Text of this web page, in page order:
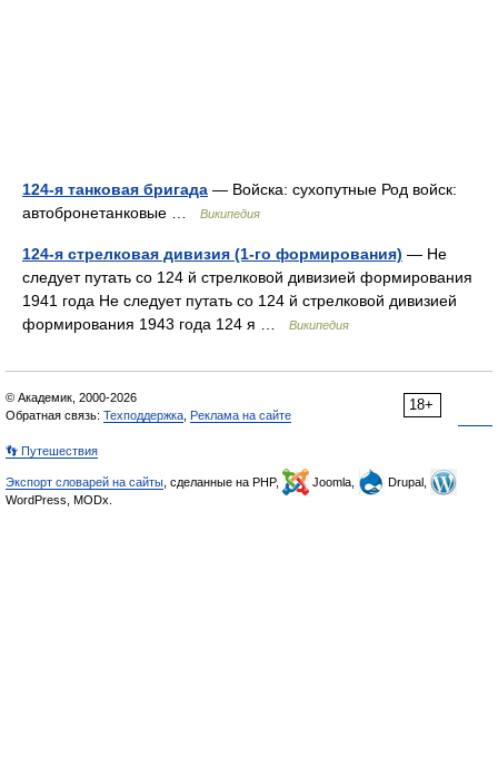
124-я танковая бригада — Войска: сухопутные Род войск:
автобронетанковые …
Википедия
124-я стрелковая дивизия (1-го формирования) — Не
следует путать со 124 й стрелковой дивизией формирования
1941 года Не следует путать со 124 й стрелковой дивизией
формирования 1943 года 124 я …
Википедия
18+
© Академик, 2000-2026
Обратная связь: Техподдержка, Реклама на сайте
👣 Путешествия
Экспорт словарей на сайты, сделанные на PHP, Joomla,
Drupal,
WordPress, MODx.